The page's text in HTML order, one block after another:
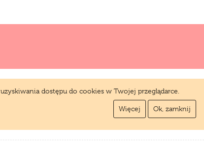
dostępu do cookies w Twojej przeglądarce.
Więcej Ok, zamknij